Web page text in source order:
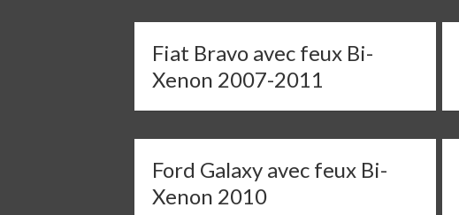
Fiat Bravo avec feux Bi-
Xenon 2007-2011
Ford Galaxy avec feux Bi-
Xenon 2010